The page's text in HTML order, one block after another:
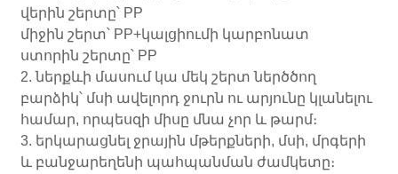
վերին շերտը՝ PP
միջին շերտ՝ PP+կալցիումի կարբոնատ
ստորին շերտը՝ PP
2. ներքևի մասում կա մեկ շերտ ներծծող
բարձիկ՝ մսի ավելորդ ջուրն ու արյունը կլանելու
համար, որպեսզի միսը մնա չոր և թարմ։
3. երկարացնել ջրային մթերքների, մսի, մրգերի
և բանջարեղենի պահպանման ժամկետը։